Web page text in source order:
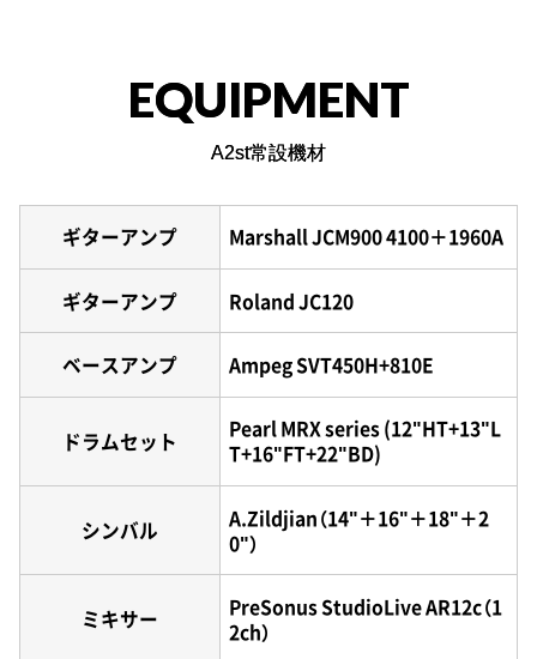
EQUIPMENT
A2st常設機材
ギターアンプ Marshall JCM900 4100＋1960A
ギターアンプ Roland JC120
ベースアンプ Ampeg SVT450H+810E
ドラムセット
Pearl MRX series (12"HT+13"L
T+16"FT+22"BD)
シンバル
A.Zildjian（14"＋16"＋18"＋2
0"）
ミキサー
PreSonus StudioLive AR12c（1
2ch）